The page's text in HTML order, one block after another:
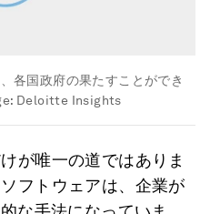
各国政府の果たすことができ
Deloitte Insights
が唯一の道ではありま
フトウェアは、企業が